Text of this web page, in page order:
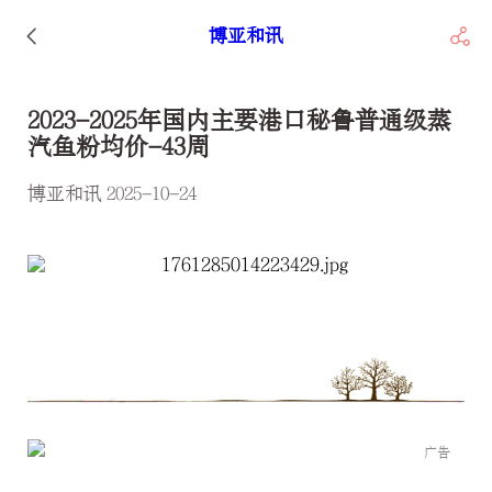
博亚和讯
2023-2025年国内主要港口秘鲁普通级蒸
汽鱼粉均价-43周
博亚和讯 2025-10-24
广告